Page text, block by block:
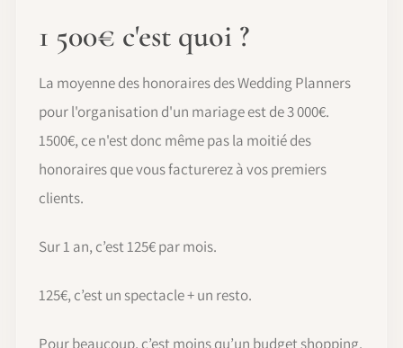
1 500€ c'est quoi ?
La moyenne des honoraires des Wedding Planners
pour l'organisation d'un mariage est de 3 000€.
1500€, ce n'est donc même pas la moitié des
honoraires que vous facturerez à vos premiers
clients.
Sur 1 an, c’est 125€ par mois.
125€, c’est un spectacle + un resto.
Pour beaucoup, c’est moins qu’un budget shopping.